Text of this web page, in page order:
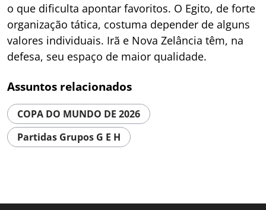
o que dificulta apontar favoritos. O Egito, de forte
organização tática, costuma depender de alguns
valores individuais. Irã e Nova Zelância têm, na
defesa, seu espaço de maior qualidade.
Assuntos relacionados
COPA DO MUNDO DE 2026
Partidas Grupos G E H